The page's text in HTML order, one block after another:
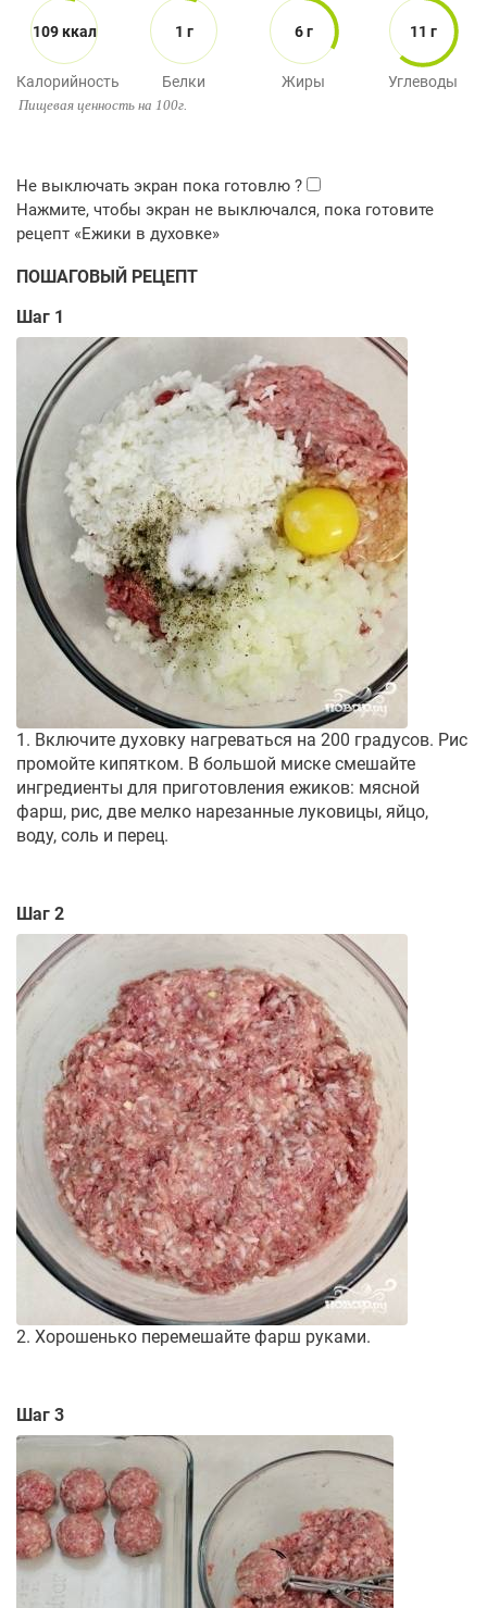
109 ккал
Калорийность
1 г
Белки
6 г
Жиры
11 г
Углеводы
Пищевая ценность на 100г.
ПОШАГОВЫЙ РЕЦЕПТ
Шаг 1
1. Включите духовку нагреваться на 200 градусов. Рис
промойте кипятком. В большой миске смешайте
ингредиенты для приготовления ежиков: мясной
фарш, рис, две мелко нарезанные луковицы, яйцо,
воду, соль и перец.
Шаг 2
2. Хорошенько перемешайте фарш руками.
Шаг 3